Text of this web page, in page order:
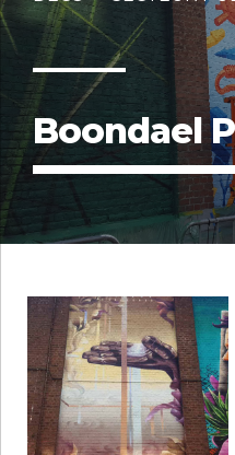
Boondael